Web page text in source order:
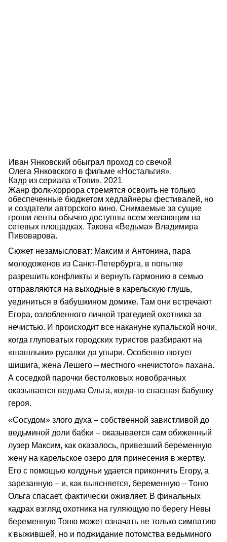
Иван Янковский обыграл проход со свечой
Олега Янковского в фильме «Ностальгия».
Кадр из сериала «Топи». 2021
Жанр фолк-хоррора стремятся освоить не только
обеспеченные бюджетом хедлайнеры фестивалей, но
и создатели авторского кино. Снимаемые за сущие
гроши ленты обычно доступны всем желающим на
сетевых площадках. Такова «Ведьма» Владимира
Пивоварова.
Сюжет незамысловат: Максим и Антонина, пара
молодоженов из Санкт-Петербурга, в попытке
разрешить конфликты и вернуть гармонию в семью
отправляются на выходные в карельскую глушь,
уединиться в бабушкином домике. Там они встречают
Егора, озлобленного личной трагедией охотника за
нечистью. И происходит все накануне купальской ночи,
когда глуповатых городских туристов разбирают на
«шашлыки» русалки да упыри. Особенно лютует
шишига, жена Лешего – местного «нечистого» пахана.
А соседкой парочки бестолковых новобрачных
оказывается ведьма Ольга, когда-то спасшая бабушку
героя.
«Сосудом» злого духа – собственной завистливой до
ведьминой доли бабки – оказывается сам обиженный
лузер Максим, как оказалось, привезший беременную
жену на карельское озеро для принесения в жертву.
Его с помощью колдуньи удается прикончить Егору, а
зарезанную – и, как выясняется, беременную – Тоню
Ольга спасает, фактически оживляет. В финальных
кадрах взгляд охотника на гуляющую по берегу Невы
беременную Тоню может означать не только симпатию
к выжившей, но и поджидание потомства ведьминого